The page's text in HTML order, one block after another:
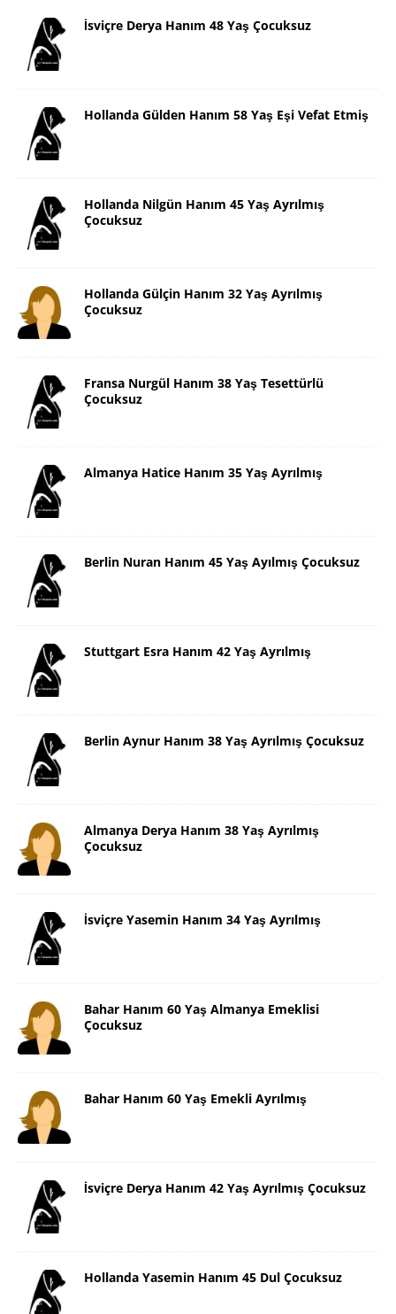
İsviçre Derya Hanım 48 Yaş Çocuksuz
Hollanda Gülden Hanım 58 Yaş Eşi Vefat Etmiş
Hollanda Nilgün Hanım 45 Yaş Ayrılmış
Çocuksuz
Hollanda Gülçin Hanım 32 Yaş Ayrılmış
Çocuksuz
Fransa Nurgül Hanım 38 Yaş Tesettürlü
Çocuksuz
Almanya Hatice Hanım 35 Yaş Ayrılmış
Berlin Nuran Hanım 45 Yaş Ayılmış Çocuksuz
Stuttgart Esra Hanım 42 Yaş Ayrılmış
Berlin Aynur Hanım 38 Yaş Ayrılmış Çocuksuz
Almanya Derya Hanım 38 Yaş Ayrılmış
Çocuksuz
İsviçre Yasemin Hanım 34 Yaş Ayrılmış
Bahar Hanım 60 Yaş Almanya Emeklisi
Çocuksuz
Bahar Hanım 60 Yaş Emekli Ayrılmış
İsviçre Derya Hanım 42 Yaş Ayrılmış Çocuksuz
Hollanda Yasemin Hanım 45 Dul Çocuksuz